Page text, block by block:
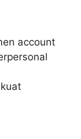
account